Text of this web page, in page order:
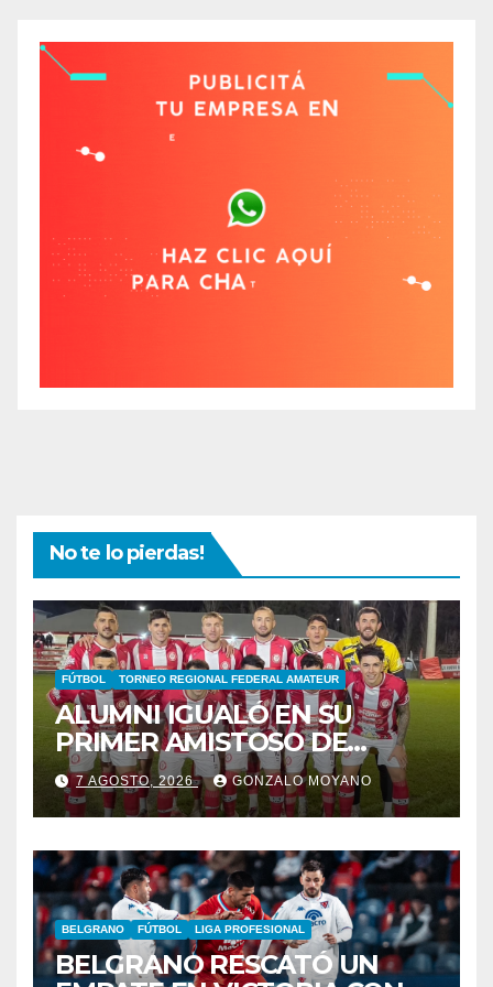
No te lo pierdas!
FÚTBOL TORNEO REGIONAL FEDERAL AMATEUR
ALUMNI IGUALÓ EN SU
PRIMER AMISTOSO DE
PRETEMPORADA
7 AGOSTO, 2026 GONZALO MOYANO
BELGRANO FÚTBOL LIGA PROFESIONAL
BELGRANO RESCATÓ UN